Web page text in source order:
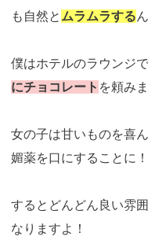
も自然と ムラムラする
僕はホテルのラウンジ
にチョコレート を頼みま
女の子は甘いものを喜
媚薬を口にすることに！
するとどんどん良い雰
なりますよ！